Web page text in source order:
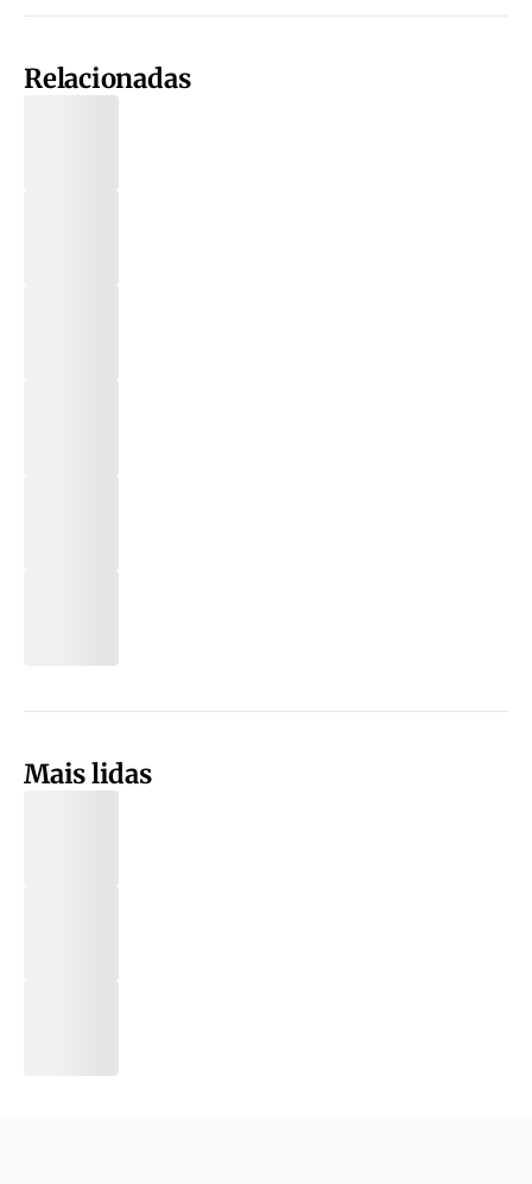
Relacionadas
Mais lidas